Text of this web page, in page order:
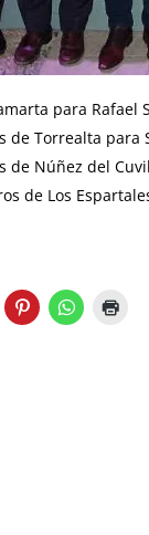
para Rafael
de Torrealta para
de Núñez del
de Los